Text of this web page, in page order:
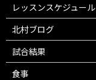
レッスンスケジュール
北村ブログ
試合結果
食事